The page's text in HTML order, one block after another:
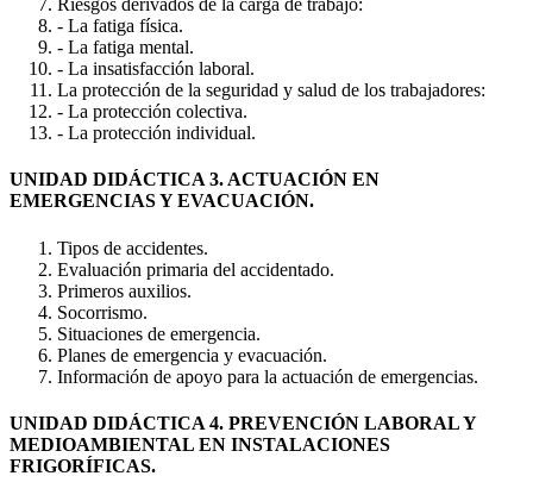
Riesgos derivados de la carga de trabajo:
- La fatiga física.
- La fatiga mental.
- La insatisfacción laboral.
La protección de la seguridad y salud de los trabajadores:
- La protección colectiva.
- La protección individual.
UNIDAD DIDÁCTICA 3. ACTUACIÓN EN
EMERGENCIAS Y EVACUACIÓN.
Tipos de accidentes.
Evaluación primaria del accidentado.
Primeros auxilios.
Socorrismo.
Situaciones de emergencia.
Planes de emergencia y evacuación.
Información de apoyo para la actuación de emergencias.
UNIDAD DIDÁCTICA 4. PREVENCIÓN LABORAL Y
MEDIOAMBIENTAL EN INSTALACIONES
FRIGORÍFICAS.